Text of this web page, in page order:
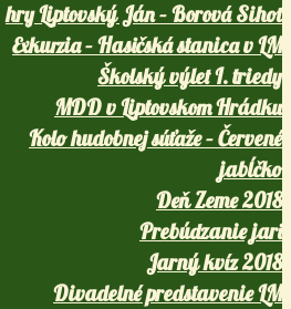
hry Liptovský Ján – Borová Sihoť
Exkurzia – Hasičská stanica v LM
Školský výlet I. triedy
MDD v Liptovskom Hrádku
Kolo hudobnej súťaže – Červené
jabĺčko
Deň Zeme 2018
Prebúdzanie jari
Jarný kvíz 2018
Divadelné predstavenie LM